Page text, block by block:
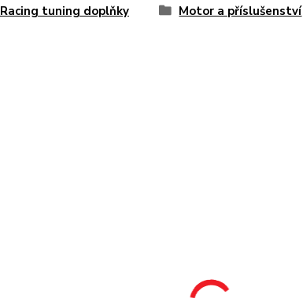
Racing tuning doplňky Motor a příslušenství